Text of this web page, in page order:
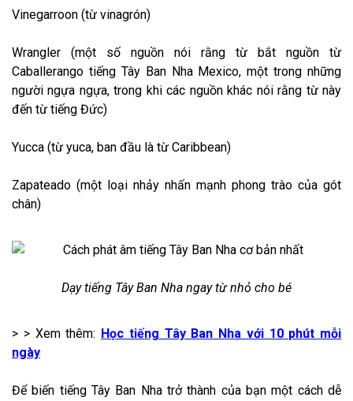
Vinegarroon (từ vinagrón)
Wrangler (một số nguồn nói rằng từ bắt nguồn từ
Caballerango tiếng Tây Ban Nha Mexico, một trong những
người ngựa ngựa, trong khi các nguồn khác nói rằng từ này
đến từ tiếng Đức)
Yucca (từ yuca, ban đầu là từ Caribbean)
Zapateado (một loại nhảy nhấn mạnh phong trào của gót
chân)
Dạy tiếng Tây Ban Nha ngay từ nhỏ cho bé
> > Xem thêm: Học tiếng Tây Ban Nha với 10 phút mỗi
ngày
Để biến tiếng Tây Ban Nha trở thành của bạn một cách dễ